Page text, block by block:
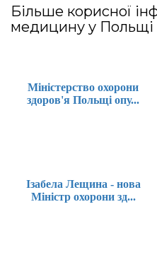
Більше корисної
медицину у Польщі
Міністерство охорони
здоров'я Польщі опу...
Ізабела Лещина - нова
Міністр охорони зд...